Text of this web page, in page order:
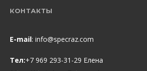
КОНТАКТЫ
E-mail: info@specraz.com
Тел:+7 969 293-31-29 Елена